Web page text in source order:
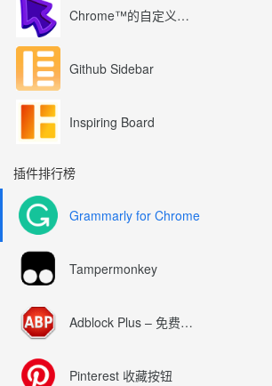
Chrome™的自定义光标
Github Sidebar
Inspiring Board
插件排行榜
Grammarly for Chrome
Tampermonkey
Adblock Plus – 免费的广告拦截器
Pinterest 收藏按钮